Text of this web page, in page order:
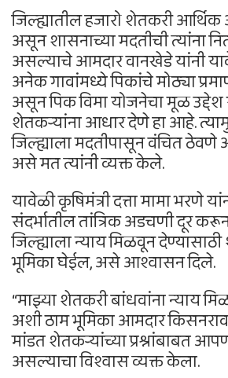
जिल्ह्यातील हजारो शेतकरी
असून शासनाच्या मदतीची त्यांना
असल्याचे आमदार वानखेडे यांनी
अनेक गावांमध्ये पिकांचे मोठ्या
असून पिक विमा योजनेचा मूळ
शेतकऱ्यांना आधार देणे हा आहे.
जिल्ह्याला मदतीपासून वंचित
असे मत त्यांनी व्यक्त केले.
यावेळी कृषिमंत्री दत्ता मामा भरणे
संदर्भातील तांत्रिक अडचणी दूर
जिल्ह्याला न्याय मिळवून
भूमिका घेईल, असे आश्वासन दिले.
“माझ्या शेतकरी बांधवांना न्याय
अशी ठाम भूमिका आमदार
मांडत शेतकऱ्यांच्या प्रश्नांबाबत
असल्याचा विश्वास व्यक्त केला.